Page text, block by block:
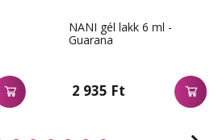
NANI gél lakk 6 ml -
Guarana
2 935 Ft